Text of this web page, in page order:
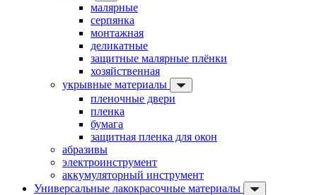
малярные
серпянка
монтажная
деликатные
защитные малярные плёнки
хозяйственная
укрывные материалы
пленочные двери
пленка
бумага
защитная пленка для окон
абразивы
электроинструмент
аккумуляторный инструмент
Универсальные лакокрасочные материалы